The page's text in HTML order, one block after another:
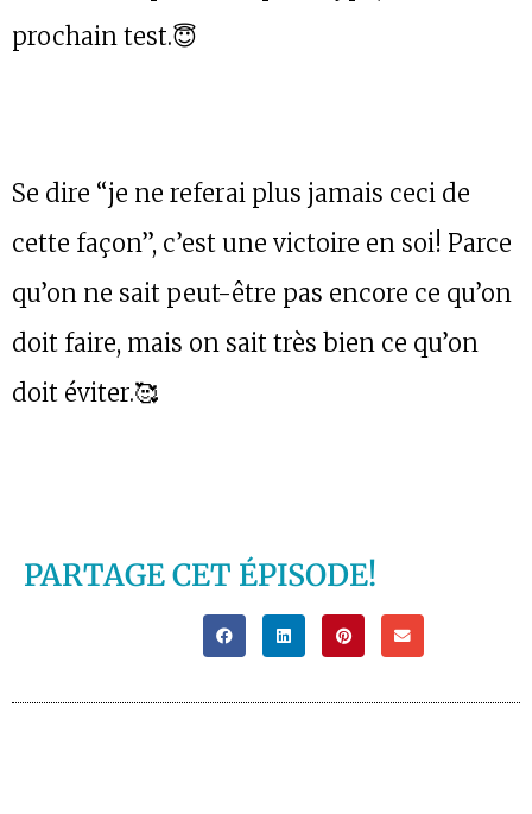
prochain test.😇
Se dire “je ne referai plus jamais ceci de
cette façon”, c’est une victoire en soi! Parce
qu’on ne sait peut-être pas encore ce qu’on
doit faire, mais on sait très bien ce qu’on
doit éviter.🥰
PARTAGE CET ÉPISODE!